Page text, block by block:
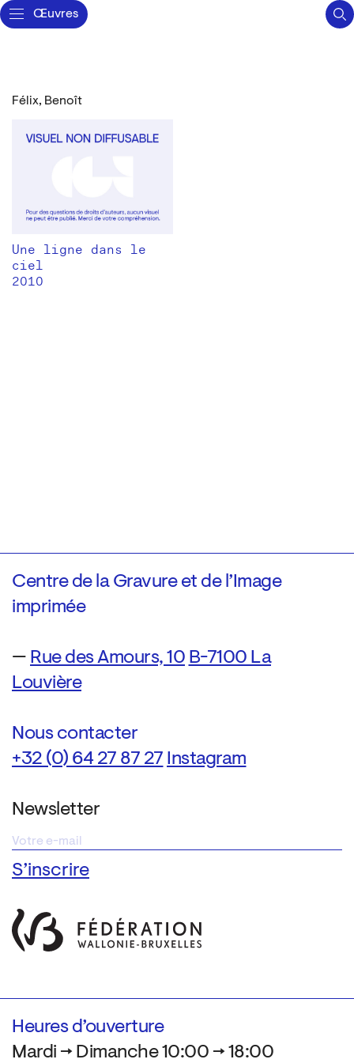
Œuvres
Félix, Benoît
Une ligne dans le
ciel
2010
Centre de la Gravure et de l’Image
imprimée
— Rue des Amours, 10 B-7100 La
Louvière
Nous contacter
+32 (0) 64 27 87 27 Instagram
Newsletter
Heures d’ouverture
Mardi → Dimanche 10:00 → 18:00